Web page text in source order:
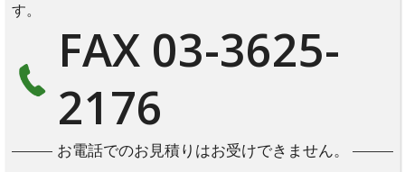
す。
FAX 03-3625-
2176
お電話でのお見積りはお受けできません。